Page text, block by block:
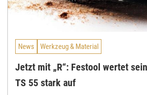
News Werkzeug & Material
Jetzt mit „R“: Festool wertet
TS 55 stark auf